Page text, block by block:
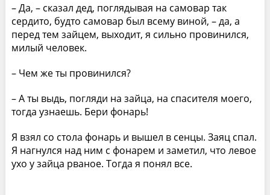
– Да, – сказал дед, поглядывая на самовар так
сердито, будто самовар был всему виной, – да, а
перед тем зайцем, выходит, я сильно провинился,
милый человек.
– Чем же ты провинился?
– А ты выдь, погляди на зайца, на спасителя моего,
тогда узнаешь. Бери фонарь!
Я взял со стола фонарь и вышел в сенцы. Заяц спал.
Я нагнулся над ним с фонарем и заметил, что левое
ухо у зайца рваное. Тогда я понял все.